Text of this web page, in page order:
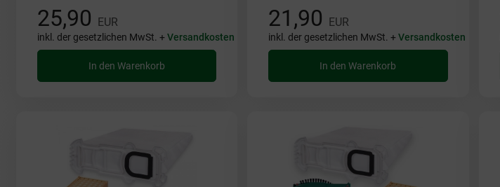
25,90 EUR
inkl. der gesetzlichen MwSt. +Versandkosten
In den Warenkorb
21,90 EUR
inkl. der gesetzlichen MwSt. +Versandkosten
In den Warenkorb